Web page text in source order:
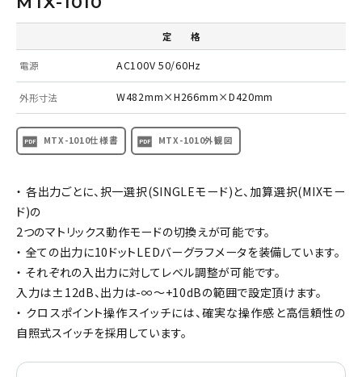
定 格
電源 AC100V 50/60Hz
外形寸法 W482mm×H266mm×D420mm
MTX-1010仕様書 MTX-1010外観図
・ 各出力ごとに、択一選択(SINGLEモード)と、加算選択(MIXモー
ド)の
2つのマトリックス動作モードの切換えが可能です。
・ 全ての出力に10ドットLEDバーグラフメータを装備しています。
・ それぞれの入出力に対してレベル調整が可能です。
入力は±12dB、出力は-∞～+10dBの範囲で設定頂けます。
・ クロスポイント操作スイッチには、確実な操作感と高信頼性の
自照式スイッチを採用しています。